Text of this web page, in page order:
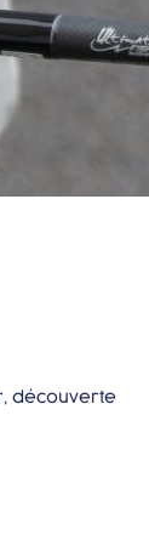
découverte